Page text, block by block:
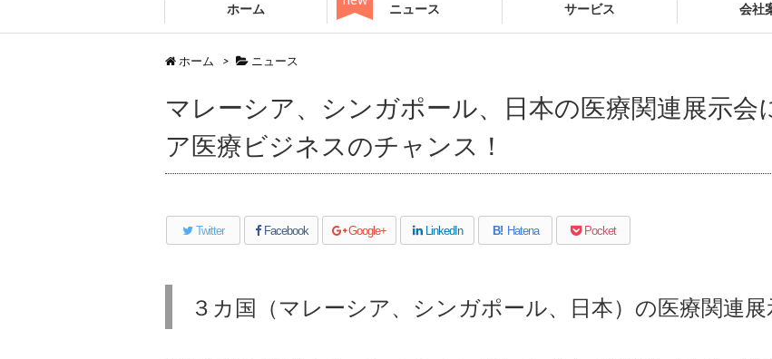
ホーム ニュース サービス 会社
ホーム > ニュース
マレーシア、シンガポール、日本の医療関連展示会
ア医療ビジネスのチャンス！
Twitter Facebook Google+ LinkedIn B! Hatena Pocket
３カ国（マレーシア、シンガポール、日本）の医療関連展